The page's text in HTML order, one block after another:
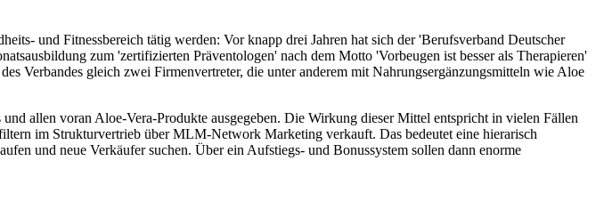
und Fitnessbereich tätig werden: Vor knapp drei Jahren hat sich der 'Berufsverband Deutscher
zum 'zertifizierten Präventologen' nach dem Motto 'Vorbeugen ist besser als Therapieren'
Verbandes gleich zwei Firmenvertreter, die unter anderem mit Nahrungsergänzungsmitteln wie Aloe
allen voran Aloe-Vera-Produkte ausgegeben. Die Wirkung dieser Mittel entspricht in vielen Fällen
im Strukturvertrieb über MLM-Network Marketing verkauft. Das bedeutet eine hierarisch
und neue Verkäufer suchen. Über ein Aufstiegs- und Bonussystem sollen dann enorme